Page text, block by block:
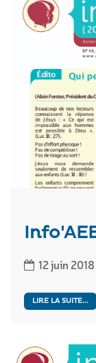
12 juin 2018
LIRE LA SUITE...